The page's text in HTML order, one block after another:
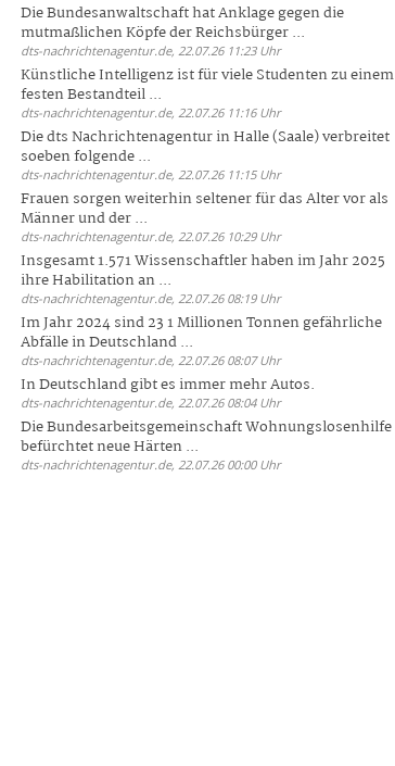
Die Bundesanwaltschaft hat Anklage gegen die
mutmaßlichen Köpfe der Reichsbürger ...
dts-nachrichtenagentur.de, 22.07.26 11:23 Uhr
Künstliche Intelligenz ist für viele Studenten zu einem
festen Bestandteil ...
dts-nachrichtenagentur.de, 22.07.26 11:16 Uhr
Die dts Nachrichtenagentur in Halle (Saale) verbreitet
soeben folgende ...
dts-nachrichtenagentur.de, 22.07.26 11:15 Uhr
Frauen sorgen weiterhin seltener für das Alter vor als
Männer und der ...
dts-nachrichtenagentur.de, 22.07.26 10:29 Uhr
Insgesamt 1.571 Wissenschaftler haben im Jahr 2025
ihre Habilitation an ...
dts-nachrichtenagentur.de, 22.07.26 08:19 Uhr
Im Jahr 2024 sind 23 1 Millionen Tonnen gefährliche
Abfälle in Deutschland ...
dts-nachrichtenagentur.de, 22.07.26 08:07 Uhr
In Deutschland gibt es immer mehr Autos.
dts-nachrichtenagentur.de, 22.07.26 08:04 Uhr
Die Bundesarbeitsgemeinschaft Wohnungslosenhilfe
befürchtet neue Härten ...
dts-nachrichtenagentur.de, 22.07.26 00:00 Uhr